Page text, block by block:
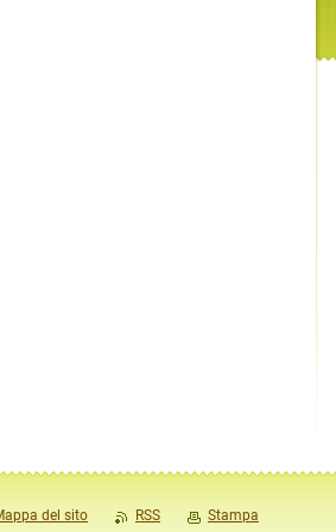
del sito RSS Stampa